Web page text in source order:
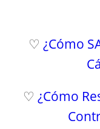
♡¿Cómo
♡ ¿Cómo